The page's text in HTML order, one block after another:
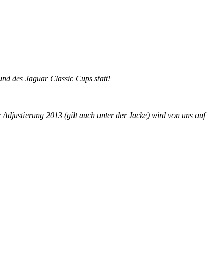
des Jaguar Classic Cups statt!
2013 (gilt auch unter der Jacke) wird von uns auf